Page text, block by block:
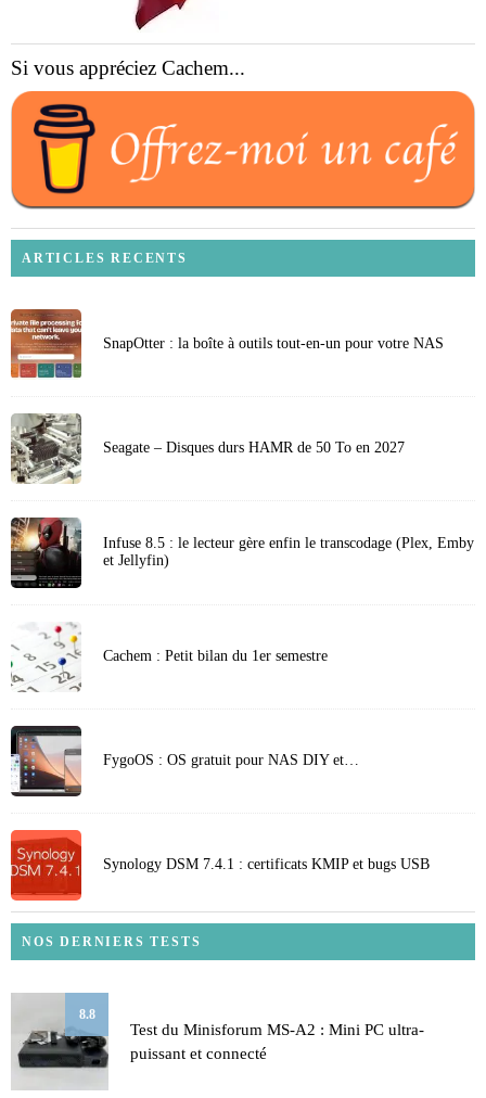
Si vous appréciez Cachem...
ARTICLES RECENTS
SnapOtter : la boîte à outils tout-en-un pour votre NAS
Seagate – Disques durs HAMR de 50 To en 2027
Infuse 8.5 : le lecteur gère enfin le transcodage (Plex, Emby
et Jellyfin)
Cachem : Petit bilan du 1er semestre
FygoOS : OS gratuit pour NAS DIY et…
Synology DSM 7.4.1 : certificats KMIP et bugs USB
NOS DERNIERS TESTS
8.8
Test du Minisforum MS-A2 : Mini PC ultra-
puissant et connecté